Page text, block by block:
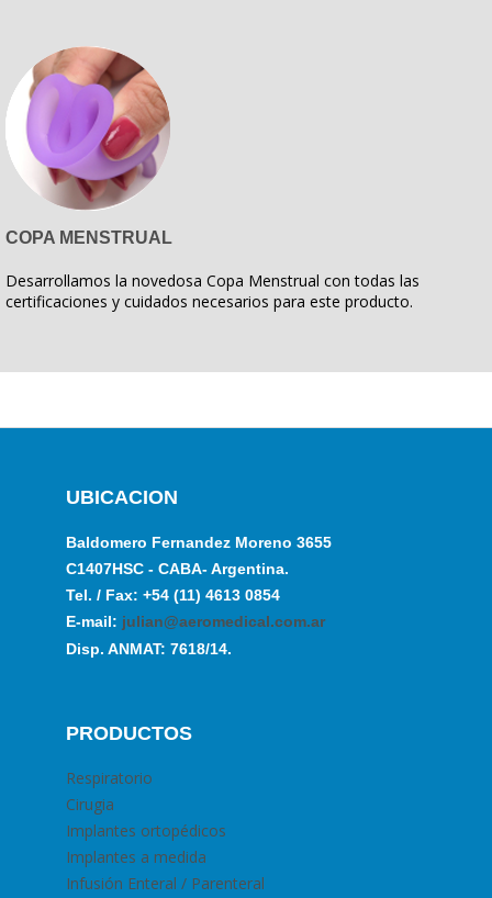
COPA MENSTRUAL
Desarrollamos la novedosa Copa Menstrual con todas las
certificaciones y cuidados necesarios para este producto.
UBICACION
Baldomero Fernandez Moreno 3655
C1407HSC - CABA- Argentina.
Tel. / Fax: +54 (11) 4613 0854
E-mail: julian@aeromedical.com.ar
Disp. ANMAT: 7618/14.
PRODUCTOS
Respiratorio
Cirugia
Implantes ortopédicos
Implantes a medida
Infusión Enteral / Parenteral